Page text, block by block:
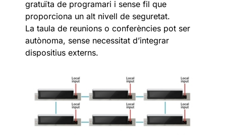
gratuïta de programari i sense fil que
proporciona un alt nivell de seguretat.
La taula de reunions o conferències pot ser
autònoma, sense necessitat d’integrar
dispositius externs.